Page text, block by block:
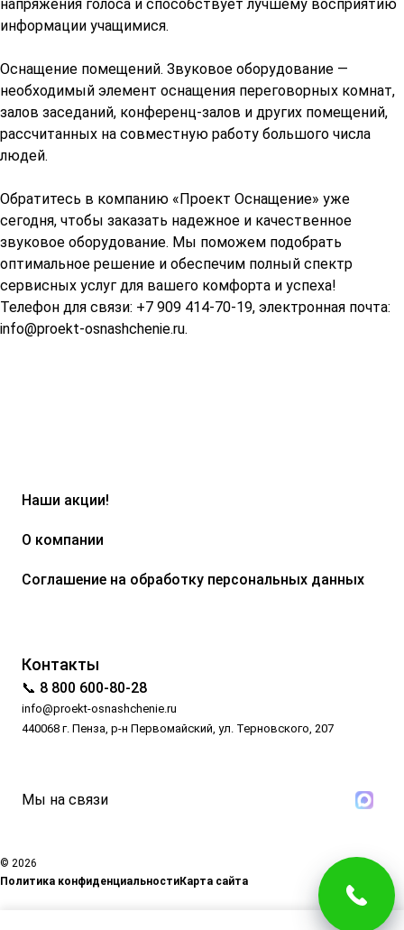
напряжения голоса и способствует лучшему восприятию
информации учащимися.
Оснащение помещений. Звуковое оборудование —
необходимый элемент оснащения переговорных комнат,
залов заседаний, конференц-залов и других помещений,
рассчитанных на совместную работу большого числа
людей.
Обратитесь в компанию «Проект Оснащение» уже
сегодня, чтобы заказать надежное и качественное
звуковое оборудование. Мы поможем подобрать
оптимальное решение и обеспечим полный спектр
сервисных услуг для вашего комфорта и успеха!
Телефон для связи: +7 909 414-70-19, электронная почта:
info@proekt-osnashchenie.ru.
Наши акции!
О компании
Соглашение на обработку персональных данных
Контакты
📞 8 800 600-80-28
info@proekt-osnashchenie.ru
440068 г. Пенза, р-н Первомайский, ул. Терновского, 207
Мы на связи
© 2026
Политика конфиденциальностиКарта сайта